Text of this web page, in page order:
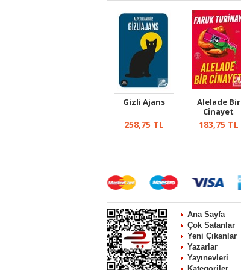
Gizli Ajans
258,75 TL
Alelade Bir
Cinayet
183,75 TL
Ana Sayfa
Çok Satanlar
Yeni Çıkanlar
Yazarlar
Yayınevleri